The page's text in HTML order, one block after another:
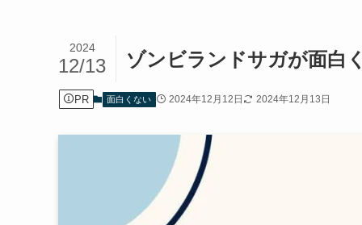
ゾンビランドサガが面白
2024
12/13
PR 面白くない 2024年12月12日 2024年12月13日